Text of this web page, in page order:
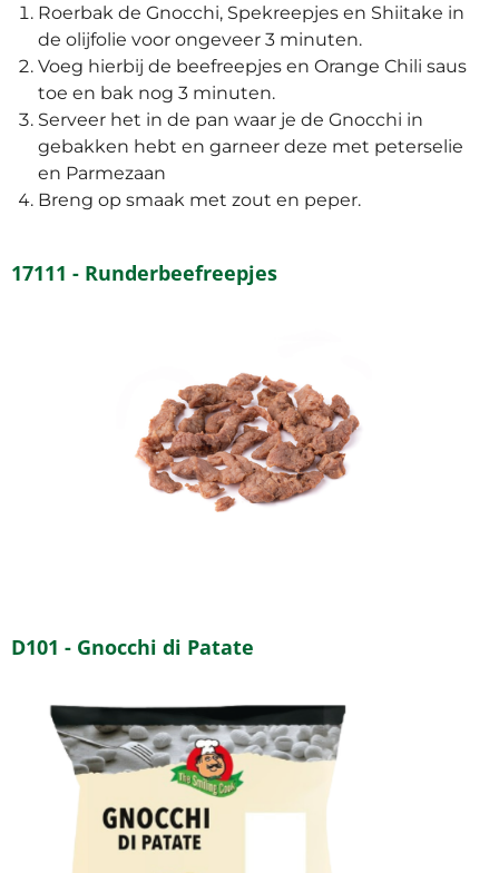
Roerbak de Gnocchi, Spekreepjes en Shiitake in
de olijfolie voor ongeveer 3 minuten.
Voeg hierbij de beefreepjes en Orange Chili saus
toe en bak nog 3 minuten.
Serveer het in de pan waar je de Gnocchi in
gebakken hebt en garneer deze met peterselie
en Parmezaan
Breng op smaak met zout en peper.
17111 - Runderbeefreepjes
D101 - Gnocchi di Patate